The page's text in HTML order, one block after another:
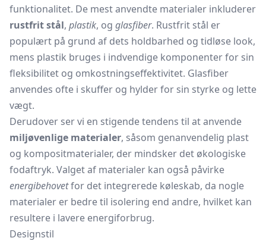
funktionalitet. De mest anvendte materialer inkluderer
rustfrit stål, plastik, og glasfiber. Rustfrit stål er
populært på grund af dets holdbarhed og tidløse look,
mens plastik bruges i indvendige komponenter for sin
fleksibilitet og omkostningseffektivitet. Glasfiber
anvendes ofte i skuffer og hylder for sin styrke og lette
vægt.
Derudover ser vi en stigende tendens til at anvende
miljøvenlige materialer, såsom genanvendelig plast
og kompositmaterialer, der mindsker det økologiske
fodaftryk. Valget af materialer kan også påvirke
energibehovetfor det integrerede køleskab, da nogle
materialer er bedre til isolering end andre, hvilket kan
resultere i lavere energiforbrug.
Designstil